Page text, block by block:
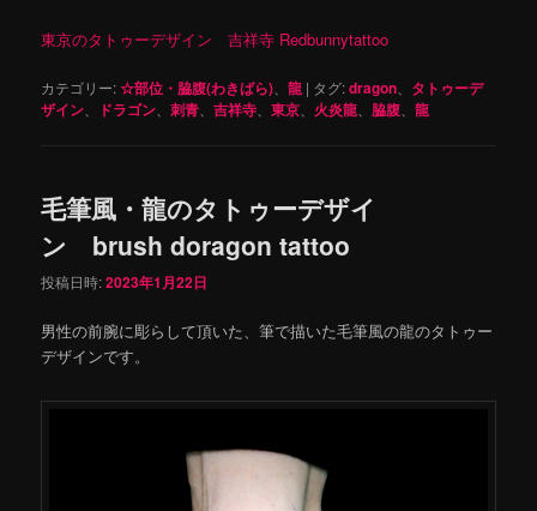
東京のタトゥーデザイン 吉祥寺 Redbunnytattoo
カテゴリー:☆部位・脇腹(わきばら) 、龍 | タグ:dragon
タトゥーデ
ザイン
ドラゴン 、刺青 、吉祥寺 、東京 火炎龍 脇腹 、龍
毛筆風・龍のタトゥーデザイ
ン brush doragon tattoo
投稿日時:2023年1月22日
男性の前腕に彫らして頂いた、筆で描いた毛筆風の龍のタトゥー
デザインです。